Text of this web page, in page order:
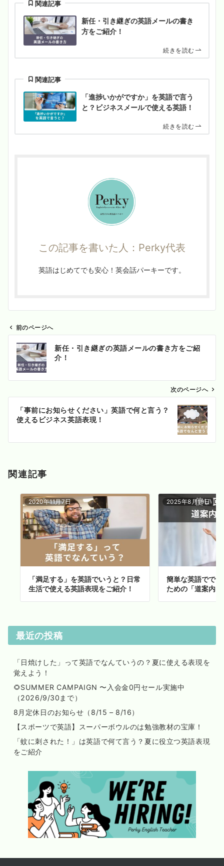
関連記事
新任・引き継ぎの英語メールの書き
方をご紹介！
続きを読む
関連記事
「進捗いかがですか」を英語で言う
と？ビジネスメールで使える英語！
続きを読む
この記事を書いた人：Perky代表
英語はじめてでも安心！英会話パーキーです。
ン
前のページへ
新任・引き継ぎの英語メールの書き方をご紹
介！
次のページへ
「事前にお知らせください」英語で何と言う？
使えるビジネス英語表現！
関連記事
2020年11月7日
「満足する」を英語でいうと？日常
生活で使える英語表現をご紹介！
2025年8月19日
簡単な英語でで
ための「道案内
最近の投稿
「日焼けした」って英語でなんていうの？夏に使える表現を
覚えよう！
🌻SUMMER CAMPAIGN 〜入会金0円セール実施中
（2026/9/30まで）
8月定休日のお知らせ（8/15 – 8/16）
【スポーツで英語】スーパーボウルのは勉強教材の宝庫！
「蚊に刺された！」は英語で何て言う？夏に役立つ英語表現
をご紹介